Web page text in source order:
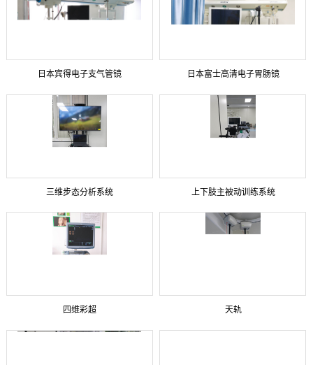
日本宾得电子支气管镜 日本富士高清电子胃肠镜
三维步态分析系统 上下肢主被动训练系统
四维彩超 天轨